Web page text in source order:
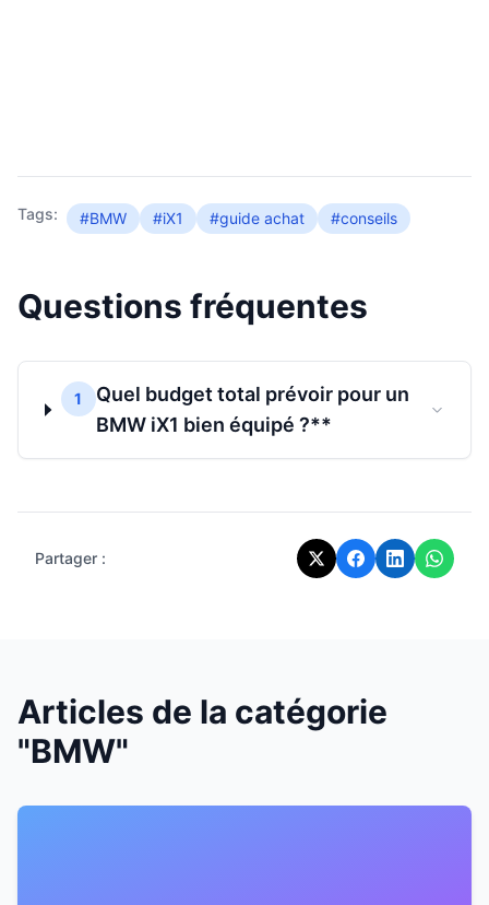
Tags: #BMW #iX1 #guide achat #conseils
Questions fréquentes
1
Quel budget total prévoir pour un
BMW iX1 bien équipé ?**
Partager :
Articles de la catégorie
"BMW"